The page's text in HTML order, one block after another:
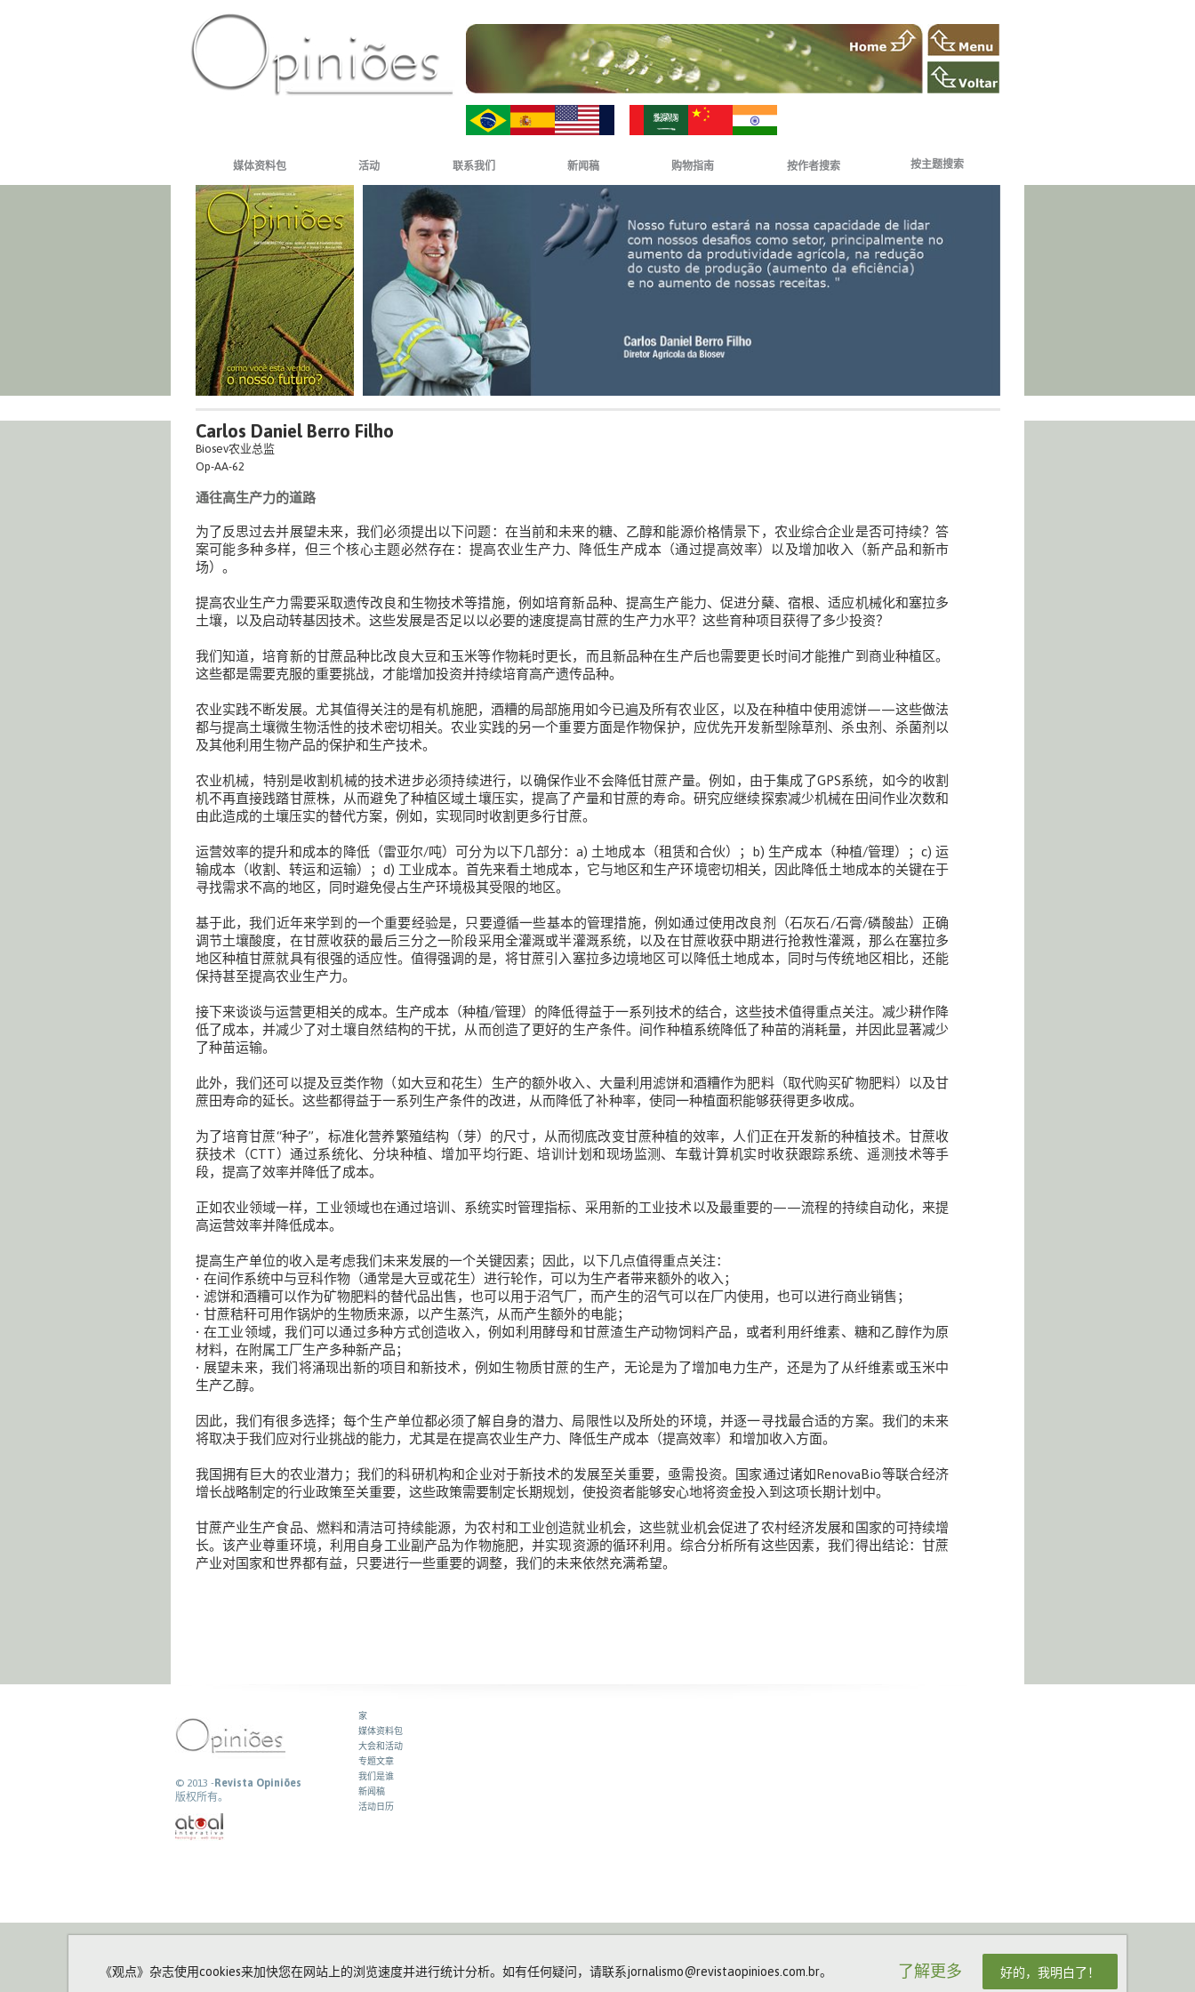
媒体资料包 活动 联系我们 新闻稿 购物指南 按作者搜索 按主题搜索
Carlos Daniel Berro Filho
Biosev农业总监
Op-AA-62
通往高生产力的道路
为了反思过去并展望未来，我们必须提出以下问题：在当前和未来的糖、乙醇和能源价格情景下，农业综合企业是否可持续？答
案可能多种多样，但三个核心主题必然存在：提高农业生产力、降低生产成本（通过提高效率）以及增加收入（新产品和新市
场）。
提高农业生产力需要采取遗传改良和生物技术等措施，例如培育新品种、提高生产能力、促进分蘖、宿根、适应机械化和塞拉多
土壤，以及启动转基因技术。这些发展是否足以以必要的速度提高甘蔗的生产力水平？这些育种项目获得了多少投资？
我们知道，培育新的甘蔗品种比改良大豆和玉米等作物耗时更长，而且新品种在生产后也需要更长时间才能推广到商业种植区。
这些都是需要克服的重要挑战，才能增加投资并持续培育高产遗传品种。
农业实践不断发展。尤其值得关注的是有机施肥，酒糟的局部施用如今已遍及所有农业区，以及在种植中使用滤饼——这些做法
都与提高土壤微生物活性的技术密切相关。农业实践的另一个重要方面是作物保护，应优先开发新型除草剂、杀虫剂、杀菌剂以
及其他利用生物产品的保护和生产技术。
农业机械，特别是收割机械的技术进步必须持续进行，以确保作业不会降低甘蔗产量。例如，由于集成了GPS系统，如今的收割
机不再直接践踏甘蔗株，从而避免了种植区域土壤压实，提高了产量和甘蔗的寿命。研究应继续探索减少机械在田间作业次数和
由此造成的土壤压实的替代方案，例如，实现同时收割更多行甘蔗。
运营效率的提升和成本的降低（雷亚尔/吨）可分为以下几部分：a) 土地成本（租赁和合伙）；b) 生产成本（种植/管理）；c) 运
输成本（收割、转运和运输）；d) 工业成本。首先来看土地成本，它与地区和生产环境密切相关，因此降低土地成本的关键在于
寻找需求不高的地区，同时避免侵占生产环境极其受限的地区。
基于此，我们近年来学到的一个重要经验是，只要遵循一些基本的管理措施，例如通过使用改良剂（石灰石/石膏/磷酸盐）正确
调节土壤酸度，在甘蔗收获的最后三分之一阶段采用全灌溉或半灌溉系统，以及在甘蔗收获中期进行抢救性灌溉，那么在塞拉多
地区种植甘蔗就具有很强的适应性。值得强调的是，将甘蔗引入塞拉多边境地区可以降低土地成本，同时与传统地区相比，还能
保持甚至提高农业生产力。
接下来谈谈与运营更相关的成本。生产成本（种植/管理）的降低得益于一系列技术的结合，这些技术值得重点关注。减少耕作降
低了成本，并减少了对土壤自然结构的干扰，从而创造了更好的生产条件。间作种植系统降低了种苗的消耗量，并因此显著减少
了种苗运输。
此外，我们还可以提及豆类作物（如大豆和花生）生产的额外收入、大量利用滤饼和酒糟作为肥料（取代购买矿物肥料）以及甘
蔗田寿命的延长。这些都得益于一系列生产条件的改进，从而降低了补种率，使同一种植面积能够获得更多收成。
为了培育甘蔗“种子”，标准化营养繁殖结构（芽）的尺寸，从而彻底改变甘蔗种植的效率，人们正在开发新的种植技术。甘蔗收
获技术（CTT）通过系统化、分块种植、增加平均行距、培训计划和现场监测、车载计算机实时收获跟踪系统、遥测技术等手
段，提高了效率并降低了成本。
正如农业领域一样，工业领域也在通过培训、系统实时管理指标、采用新的工业技术以及最重要的——流程的持续自动化，来提
高运营效率并降低成本。
提高生产单位的收入是考虑我们未来发展的一个关键因素；因此，以下几点值得重点关注：
• 在间作系统中与豆科作物（通常是大豆或花生）进行轮作，可以为生产者带来额外的收入；
• 滤饼和酒糟可以作为矿物肥料的替代品出售，也可以用于沼气厂，而产生的沼气可以在厂内使用，也可以进行商业销售；
• 甘蔗秸秆可用作锅炉的生物质来源，以产生蒸汽，从而产生额外的电能；
• 在工业领域，我们可以通过多种方式创造收入，例如利用酵母和甘蔗渣生产动物饲料产品，或者利用纤维素、糖和乙醇作为原
材料，在附属工厂生产多种新产品；
• 展望未来，我们将涌现出新的项目和新技术，例如生物质甘蔗的生产，无论是为了增加电力生产，还是为了从纤维素或玉米中
生产乙醇。
因此，我们有很多选择；每个生产单位都必须了解自身的潜力、局限性以及所处的环境，并逐一寻找最合适的方案。我们的未来
将取决于我们应对行业挑战的能力，尤其是在提高农业生产力、降低生产成本（提高效率）和增加收入方面。
我国拥有巨大的农业潜力；我们的科研机构和企业对于新技术的发展至关重要，亟需投资。国家通过诸如RenovaBio等联合经济
增长战略制定的行业政策至关重要，这些政策需要制定长期规划，使投资者能够安心地将资金投入到这项长期计划中。
甘蔗产业生产食品、燃料和清洁可持续能源，为农村和工业创造就业机会，这些就业机会促进了农村经济发展和国家的可持续增
长。该产业尊重环境，利用自身工业副产品为作物施肥，并实现资源的循环利用。综合分析所有这些因素，我们得出结论：甘蔗
产业对国家和世界都有益，只要进行一些重要的调整，我们的未来依然充满希望。
© 2013 -Revista Opiniões
版权所有。
家
媒体资料包
大会和活动
专题文章
我们是谁
新闻稿
活动日历
《观点》杂志使用cookies来加快您在网站上的浏览速度并进行统计分析。如有任何疑问，请联系jornalismo@revistaopinioes.com.br。 了解更多 好的，我明白了！